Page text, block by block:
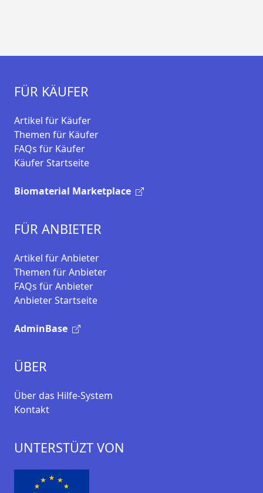
FÜR KÄUFER
Artikel für Käufer
Themen für Käufer
FAQs für Käufer
Käufer Startseite
Biomaterial Marketplace
FÜR ANBIETER
Artikel für Anbieter
Themen für Anbieter
FAQs für Anbieter
Anbieter Startseite
AdminBase
ÜBER
Über das Hilfe-System
Kontakt
UNTERSTÜZT VON